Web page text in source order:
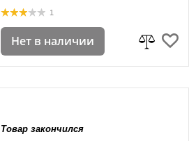
1
Нет в наличии
Товар закончился